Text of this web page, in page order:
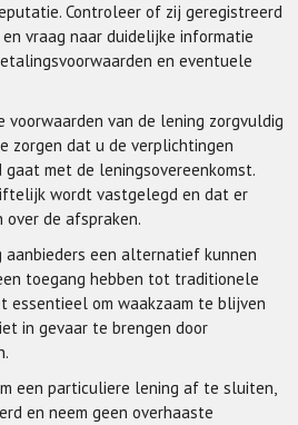
Controleer of zij geregistreerd
vraag naar duidelijke informatie
en eventuele
voorwaarden van de lening zorgvuldig
zorgen dat u de verplichtingen
met de leningsovereenkomst.
wordt vastgelegd en dat er
over de afspraken.
een alternatief kunnen
toegang hebben tot traditionele
essentieel om waakzaam te blijven
in gevaar te brengen door
een particuliere lening af te sluiten,
en neem geen overhaaste